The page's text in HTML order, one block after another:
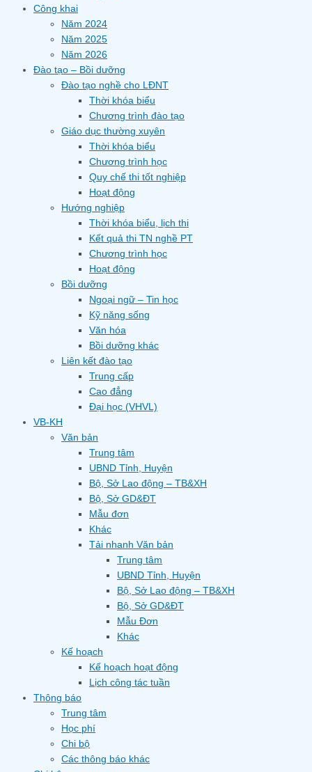
Công khai
Năm 2024
Năm 2025
Năm 2026
Đào tạo – Bồi dưỡng
Đào tạo nghề cho LĐNT
Thời khóa biểu
Chương trình đào tạo
Giáo dục thường xuyên
Thời khóa biểu
Chương trình học
Quy chế thi tốt nghiệp
Hoạt động
Hướng nghiệp
Thời khóa biểu, lịch thi
Kết quả thi TN nghề PT
Chương trình học
Hoạt động
Bồi dưỡng
Ngoại ngữ – Tin học
Kỹ năng sống
Văn hóa
Bồi dưỡng khác
Liên kết đào tạo
Trung cấp
Cao đẳng
Đại học (VHVL)
VB-KH
Văn bản
Trung tâm
UBND Tỉnh, Huyện
Bộ, Sở Lao động – TB&XH
Bộ, Sở GD&ĐT
Mẫu đơn
Khác
Tải nhanh Văn bản
Trung tâm
UBND Tỉnh, Huyện
Bộ, Sở Lao động – TB&XH
Bộ, Sở GD&ĐT
Mẫu Đơn
Khác
Kế hoạch
Kế hoạch hoạt động
Lịch công tác tuần
Thông báo
Trung tâm
Học phí
Chi bộ
Các thông báo khác